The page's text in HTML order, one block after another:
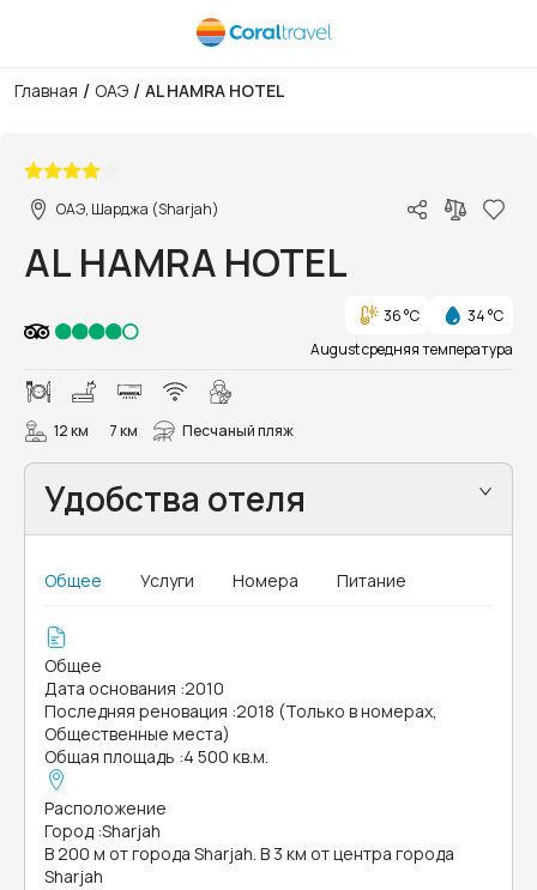
Главная / ОАЭ / AL HAMRA HOTEL
ОАЭ, Шарджа (Sharjah)
AL HAMRA HOTEL
36 °C
34 °C
August средняя температура
12 км 7 км Песчаный пляж
Удобства отеля
Общее Услуги Номера Питание
Общее
Дата основания :2010
Последняя реновация :2018 (Только в номерах,
Общественные места)
Общая площадь :4 500 кв.м.
Расположение
Город :Sharjah
В 200 м от города Sharjah. В 3 км от центра города
Sharjah